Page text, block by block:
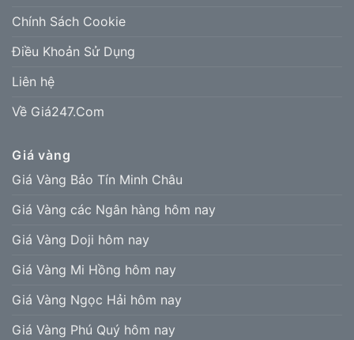
Chính Sách Cookie
Điều Khoản Sử Dụng
Liên hệ
Về Giá247.Com
Giá vàng
Giá Vàng Bảo Tín Minh Châu
Giá Vàng các Ngân hàng hôm nay
Giá Vàng Doji hôm nay
Giá Vàng Mi Hồng hôm nay
Giá Vàng Ngọc Hải hôm nay
Giá Vàng Phú Quý hôm nay